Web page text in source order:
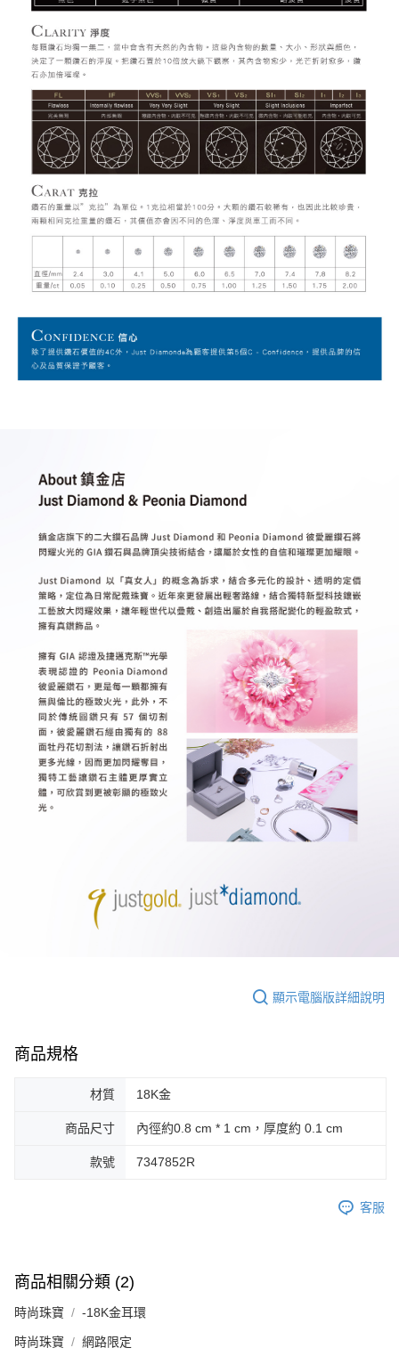
顯示電腦版詳細說明
商品規格
材質 18K金
商品尺寸 內徑約0.8 cm * 1 cm，厚度約 0.1 cm
款號 7347852R
客服
商品相關分類 (2)
時尚珠寶 -18K金耳環
時尚珠寶 網路限定